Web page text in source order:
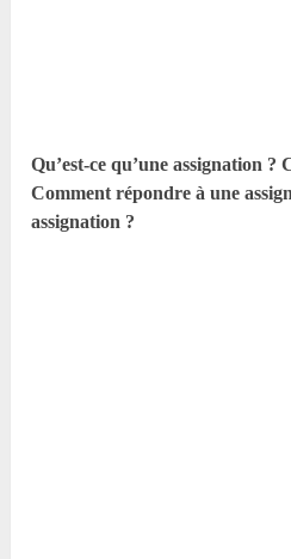
Qu’est-ce qu’une assignation ?
Comment répondre à une
assignation ?